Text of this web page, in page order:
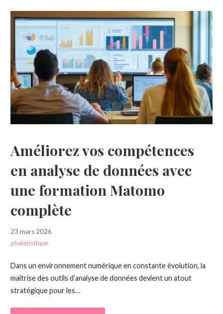
Améliorez vos compétences
en analyse de données avec
une formation Matomo
complète
23 mars 2026
phaleristique
Dans un environnement numérique en constante évolution, la
maîtrise des outils d’analyse de données devient un atout
stratégique pour les…